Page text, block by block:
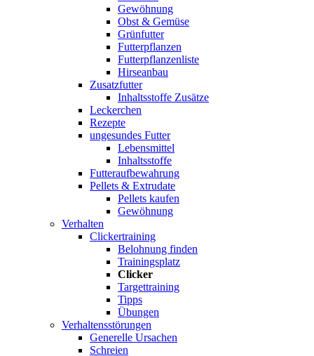
Gewöhnung
Obst & Gemüse
Grünfutter
Futterpflanzen
Futterpflanzenliste
Hirseanbau
Zusatzfutter
Inhaltsstoffe Zusätze
Leckerchen
Rezepte
ungesundes Futter
Lebensmittel
Inhaltsstoffe
Futteraufbewahrung
Pellets & Extrudate
Pellets kaufen
Gewöhnung
Verhalten
Clickertraining
Belohnung finden
Trainingsplatz
Clicker
Targettraining
Tipps
Übungen
Verhaltensstörungen
Generelle Ursachen
Schreien